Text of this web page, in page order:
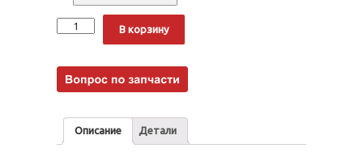
Количество
В корзину
Описание Детали